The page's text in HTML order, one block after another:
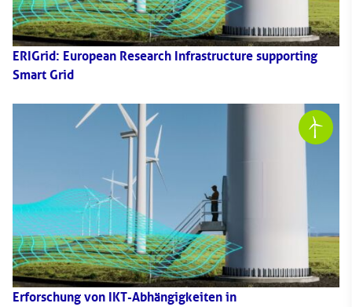
ERIGrid: European Research Infrastructure supporting
Smart Grid
Erforschung von IKT-Abhängigkeiten in